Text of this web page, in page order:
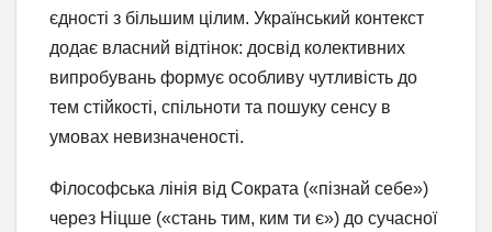
єдності з більшим цілим. Український контекст
додає власний відтінок: досвід колективних
випробувань формує особливу чутливість до
тем стійкості, спільноти та пошуку сенсу в
умовах невизначеності.
Філософська лінія від Сократа («пізнай себе»)
через Ніцше («стань тим, ким ти є») до сучасної